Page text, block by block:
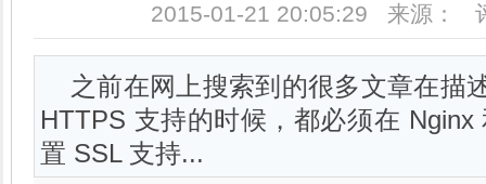
2015-01-21 20:05:29 来源：
之前在网上搜索到的很多文章在描
HTTPS 支持的时候，都必须在 Nginx
置 SSL 支持...